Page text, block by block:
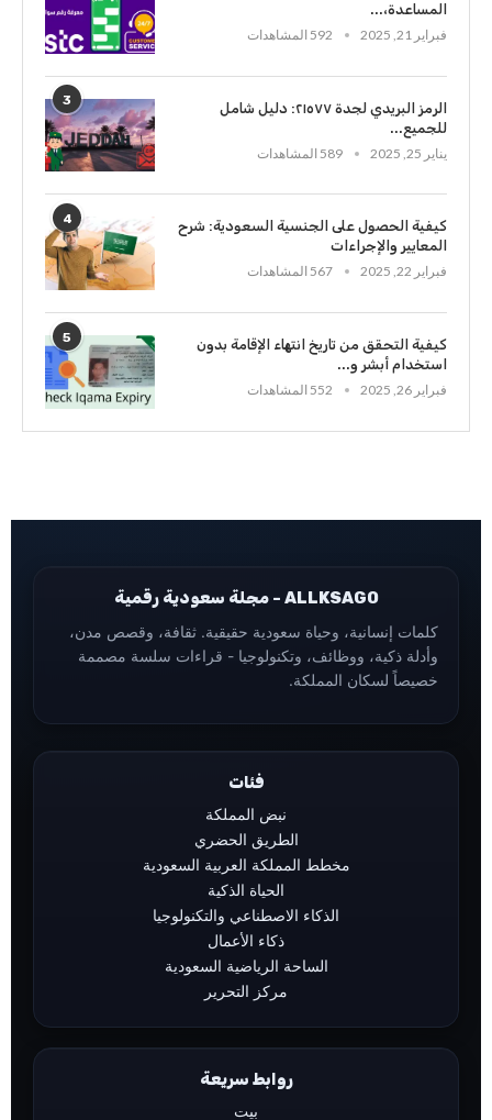
المساعدة،...
فبراير 21, 2025
592 المشاهدات
3
الرمز البريدي لجدة ٢١٥٧٧: دليل شامل
للجميع...
يناير 25, 2025
589 المشاهدات
4
كيفية الحصول على الجنسية السعودية: شرح
المعايير والإجراءات
فبراير 22, 2025
567 المشاهدات
5
كيفية التحقق من تاريخ انتهاء الإقامة بدون
استخدام أبشر و...
فبراير 26, 2025
552 المشاهدات
ALLKSAGO - مجلة سعودية رقمية
كلمات إنسانية، وحياة سعودية حقيقية. ثقافة، وقصص مدن،
وأدلة ذكية، ووظائف، وتكنولوجيا - قراءات سلسة مصممة
خصيصاً لسكان المملكة.
فئات
نبض المملكة
الطريق الحضري
مخطط المملكة العربية السعودية
الحياة الذكية
الذكاء الاصطناعي والتكنولوجيا
ذكاء الأعمال
الساحة الرياضية السعودية
مركز التحرير
روابط سريعة
بيت